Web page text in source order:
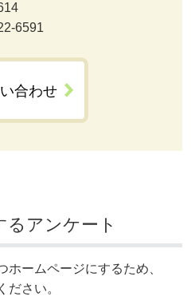
6591
合わせ
るアンケート
ホームページにするため、
ださい。